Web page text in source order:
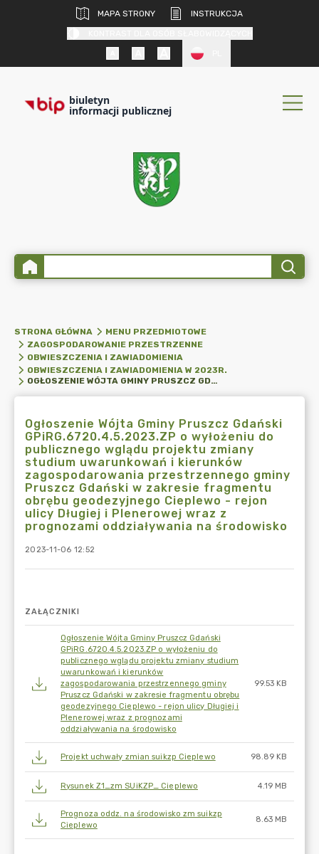
MAPA STRONY
INSTRUKCJA
biuletyn
informacji publicznej
STRONA GŁÓWNA
MENU PRZEDMIOTOWE
ZAGOSPODAROWANIE PRZESTRZENNE
OBWIESZCZENIA I ZAWIADOMIENIA
OBWIESZCZENIA I ZAWIADOMIENIA W 2023R.
OGŁOSZENIE WÓJTA GMINY PRUSZCZ GDAŃSKI GPIRG.6720.4.5.2023.ZP O WYŁOŻENIU DO PUBLICZNEGO WGLĄDU PROJEKTU ZMIANY STUDIUM UWARUNKOWAŃ I KIERUNKÓW ZAGOSPODAROWANIA PRZESTRZENNEGO GMINY PRUSZCZ GDAŃSKI W ZAKRESIE FRAGMENTU OBRĘBU GEODEZYJNEGO CIEPLEWO - REJON ULICY DŁUGIEJ I PLENEROWEJ WRAZ Z PROGNOZAMI ODDZIAŁYWANIA NA ŚRODOWISKO
Ogłoszenie Wójta Gminy Pruszcz Gdański
GPiRG.6720.4.5.2023.ZP o wyłożeniu do
publicznego wglądu projektu zmiany
studium uwarunkowań i kierunków
zagospodarowania przestrzennego gminy
Pruszcz Gdański w zakresie fragmentu
obrębu geodezyjnego Cieplewo - rejon
ulicy Długiej i Plenerowej wraz z
prognozami oddziaływania na środowisko
2023-11-06 12:52
ZAŁĄCZNIKI
Ogłoszenie Wójta Gminy Pruszcz Gdański
GPiRG.6720.4.5.2023.ZP o wyłożeniu do
publicznego wglądu projektu zmiany studium
uwarunkowań i kierunków
zagospodarowania przestrzennego gminy
Pruszcz Gdański w zakresie fragmentu obrębu
geodezyjnego Cieplewo - rejon ulicy Długiej i
Plenerowej wraz z prognozami
oddziaływania na środowisko
99.53 KB
Projekt uchwały zmian suikzp Cieplewo 98.89 KB
Rysunek Z1_zm SUiKZP_ Cieplewo 4.19 MB
Prognoza oddz. na środowisko zm suikzp
Cieplewo
8.63 MB